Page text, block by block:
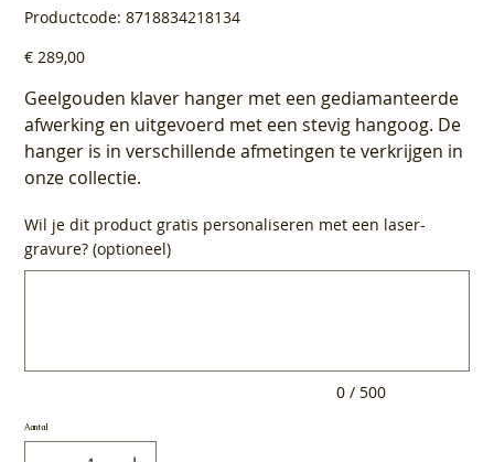
Productcode: Productcode
8718834218134
8718834218134
Prijs
€ 289,00
Geelgouden klaver hanger met een gediamanteerde
afwerking en uitgevoerd met een stevig hangoog. De
hanger is in verschillende afmetingen te verkrijgen in
onze collectie.
Wil je dit product gratis personaliseren met een laser-
gravure? (optioneel)
0 / 500
Aantal